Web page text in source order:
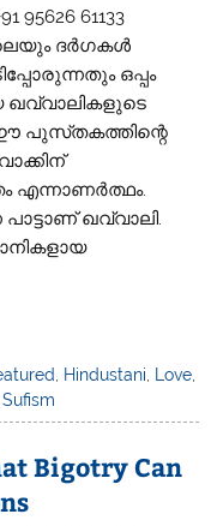
95626 61133
ദർഗകൾ
ഒപ്പം
ഖവ്വാലികളുടെ
പുസ്‌തകത്തിന്റെ
എന്നാണർത്ഥം.
ഖവ്വാലി.
Hindustani Love
Sufism
Bigotry Can